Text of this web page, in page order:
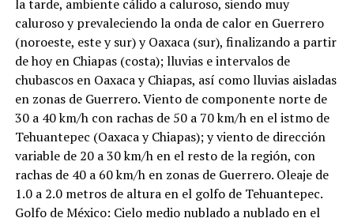
la tarde, ambiente cálido a caluroso, siendo muy
caluroso y prevaleciendo la onda de calor en Guerrero
(noroeste, este y sur) y Oaxaca (sur), finalizando a partir
de hoy en Chiapas (costa); lluvias e intervalos de
chubascos en Oaxaca y Chiapas, así como lluvias aisladas
en zonas de Guerrero. Viento de componente norte de
30 a 40 km/h con rachas de 50 a 70 km/h en el istmo de
Tehuantepec (Oaxaca y Chiapas); y viento de dirección
variable de 20 a 30 km/h en el resto de la región, con
rachas de 40 a 60 km/h en zonas de Guerrero. Oleaje de
1.0 a 2.0 metros de altura en el golfo de Tehuantepec.
Golfo de México: Cielo medio nublado a nublado en el